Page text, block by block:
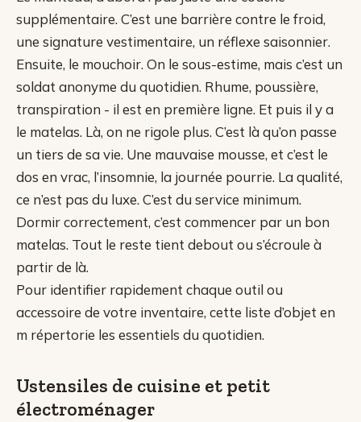
supplémentaire. C’est une barrière contre le froid,
une signature vestimentaire, un réflexe saisonnier.
Ensuite, le mouchoir. On le sous-estime, mais c’est un
soldat anonyme du quotidien. Rhume, poussière,
transpiration - il est en première ligne. Et puis il y a
le matelas. Là, on ne rigole plus. C’est là qu’on passe
un tiers de sa vie. Une mauvaise mousse, et c’est le
dos en vrac, l’insomnie, la journée pourrie. La qualité,
ce n’est pas du luxe. C’est du service minimum.
Dormir correctement, c’est commencer par un bon
matelas. Tout le reste tient debout ou s’écroule à
partir de là.
Pour identifier rapidement chaque outil ou
accessoire de votre inventaire, cette liste d’objet en
m répertorie les essentiels du quotidien.
Ustensiles de cuisine et petit
électroménager